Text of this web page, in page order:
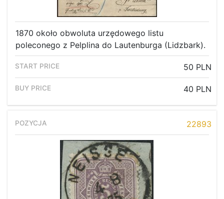
1870 około obwoluta urzędowego listu
poleconego z Pelplina do Lautenburga (Lidzbark).
50 PLN
40 PLN
22893